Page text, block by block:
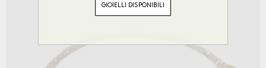
GIOIELLI DISPONIBILI